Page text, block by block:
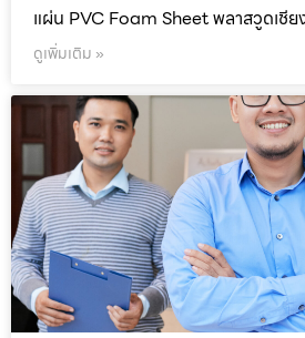
แผ่น PVC Foam Sheet พลาสวูดเชีย
ดูเพิ่มเติม »